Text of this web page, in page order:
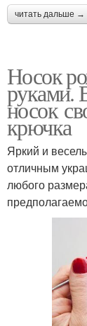
читать дальше →
Носок
руками.
носок
крючка
Яркий и
отличным
любого